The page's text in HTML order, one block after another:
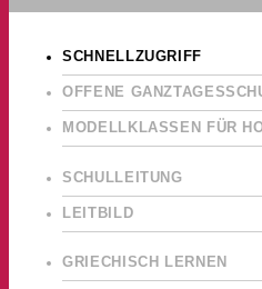
SCHNELLZUGRIFF
OFFENE
MODELLKLASSEN FÜR
SCHULLEITUNG
LEITBILD
GRIECHISCH LERNEN